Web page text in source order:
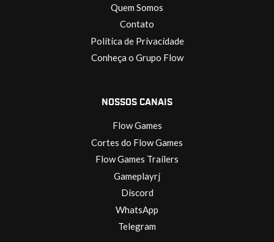
Quem Somos
Contato
Política de Privacidade
Conheça o Grupo Flow
NOSSOS CANAIS
Flow Games
Cortes do Flow Games
Flow Games Trailers
Gameplayrj
Discord
WhatsApp
Telegram